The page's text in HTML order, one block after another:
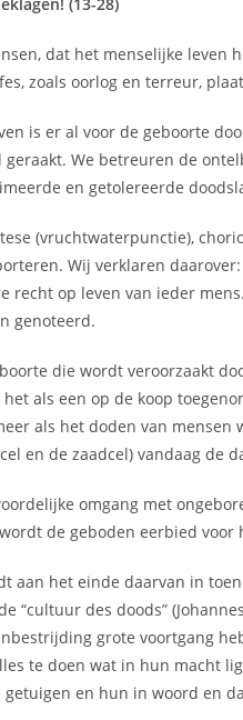
dat het menselijke
zoals oorlog en terreur,
is er al voor de geboorte
We betreuren de
en getolereerde
(vruchtwaterpunctie),
Wij verklaren
recht op leven van ieder
genoteerd.
die wordt veroorzaakt
als een op de koop
als het doden van
en de zaadcel) vandaag de
omgang met
de geboden eerbied
aan het einde daarvan in
“cultuur des doods”
grote voortgang
te doen wat in hun macht
en hun in woord en